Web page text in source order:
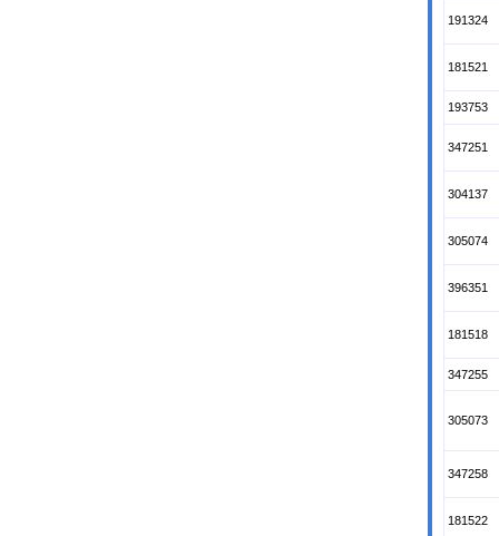
191324
181521
193753
347251
304137
305074
396351
181518
347255
305073
347258
181522